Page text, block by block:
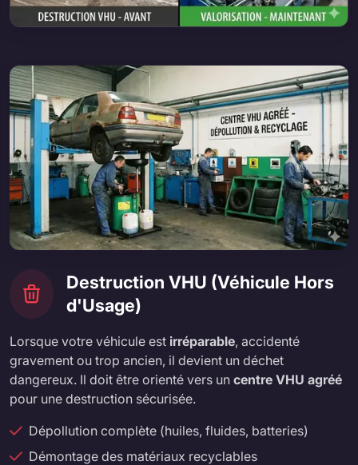
Destruction VHU (Véhicule Hors
d'Usage)
Lorsque votre véhicule est irréparable, accidenté
gravement ou trop ancien, il devient un déchet
dangereux. Il doit être orienté vers un centre VHU agréé
pour une destruction sécurisée.
Dépollution complète (huiles, fluides, batteries)
Démontage des matériaux recyclables